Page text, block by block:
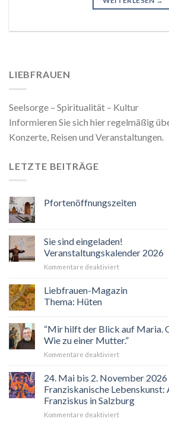
LIEBFRAUEN
Seelsorge – Spiritualität – Kultur
Informieren Sie sich hier regelmäßig
Konzerte, Reisen und Veranstaltungen.
LETZTE BEITRÄGE
Pfortenöffnungszeiten
Sie sind eingeladen!
Veranstaltungskalender 2026
Kommentare deaktiviertfür
sind
Liebfrauen-Magazin
Thema: Hüten
“Mir hilft der Blick auf Maria.
Wie zu einer Mutter.”
Kommentare deaktiviertfür
hilft
Blick
auf
Maria.
24. Mai bis 2. November 2026
Franziskanische Lebenskunst:
Franziskus in Salzburg
Kommentare deaktiviertfür